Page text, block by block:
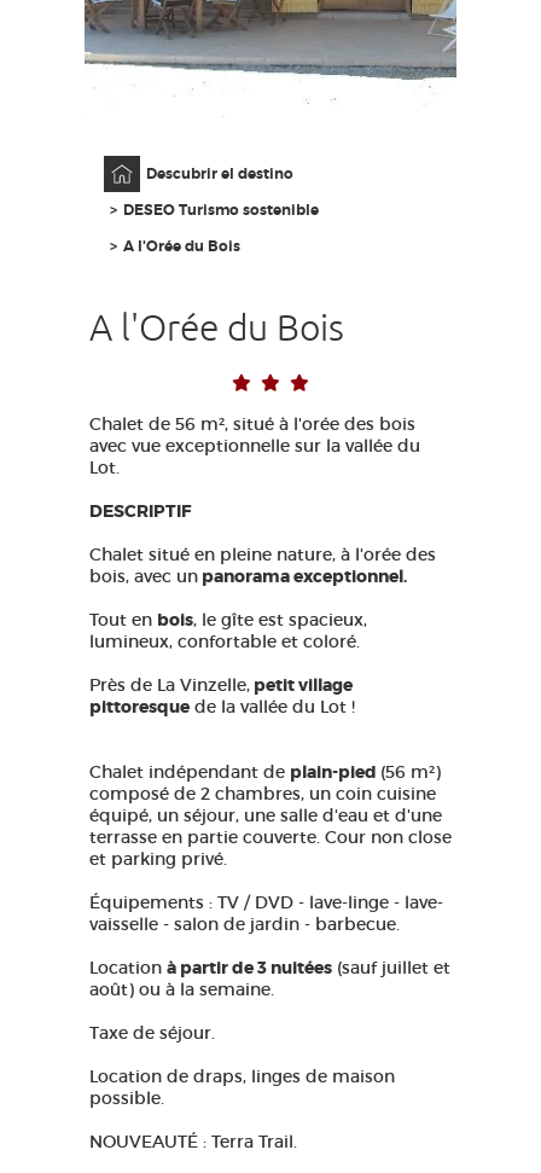
ES
Descubrir el destino
DESEO Turismo sostenible
A l'Orée du Bois
A l'Orée du Bois
Chalet de 56 m², situé à l'orée des bois
avec vue exceptionnelle sur la vallée du
Lot.
DESCRIPTIF
Chalet situé en pleine nature, à l'orée des
bois, avec un panorama exceptionnel.
Tout en bois, le gîte est spacieux,
lumineux, confortable et coloré.
Près de La Vinzelle, petit village
pittoresque de la vallée du Lot !
Chalet indépendant de plain-pied (56 m²)
composé de 2 chambres, un coin cuisine
équipé, un séjour, une salle d'eau et d'une
terrasse en partie couverte. Cour non close
et parking privé.
Équipements : TV / DVD - lave-linge - lave-
vaisselle - salon de jardin - barbecue.
Location à partir de 3 nuitées (sauf juillet et
août) ou à la semaine.
Taxe de séjour.
Location de draps, linges de maison
possible.
NOUVEAUTÉ : Terra Trail.